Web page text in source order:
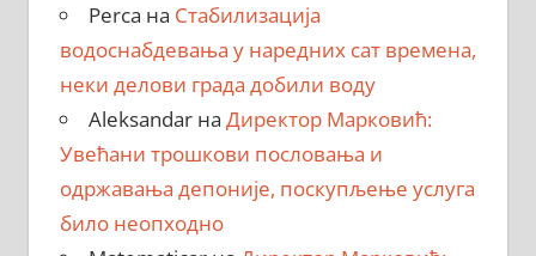
Perca на Стабилизација
водоснабдевања у наредних сат времена,
неки делови града добили воду
Aleksandarна Директор Марковић:
Увећани трошкови пословања и
одржавања депоније, поскупљење услуга
било неопходно